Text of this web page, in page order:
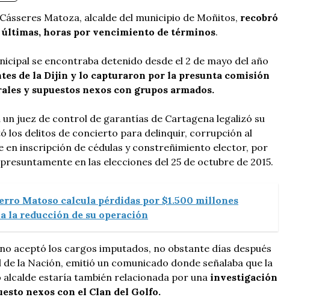
Matoza, alcalde del municipio de Moñitos, recobró
últimas, horas por vencimiento de términos.
se encontraba detenido desde el 2 de mayo del año
de la Dijin y lo capturaron por la presunta comisión
y supuestos nexos con grupos armados.
juez de control de garantías de Cartagena legalizó su
los delitos de concierto para delinquir, corrupción al
en inscripción de cédulas y constreñimiento elector, por
en las elecciones del 25 de octubre de 2015.
Matoso calcula pérdidas por $1.500 millones
la reducción de su operación
aceptó los cargos imputados, no obstante días después
de la Nación, emitió un comunicado donde señalaba que la
estaría también relacionada por una investigación
nexos con el Clan del Golfo.